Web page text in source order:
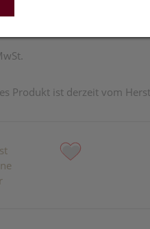
Produkt ist derzeit vom